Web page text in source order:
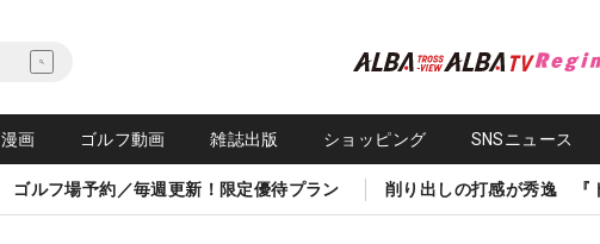
漫画 ゴルフ動画 雑誌出版 ショッピング SNSニュース
ゴルフ場予約／毎週更新！限定優待プラン 削り出しの打感が秀逸 『